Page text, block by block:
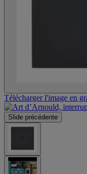
Télécharger l'image en
Slide précédente